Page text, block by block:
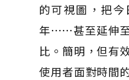
的可視圖，把
年⋯⋯甚至延伸
比。簡明，但有
使用者面對時間